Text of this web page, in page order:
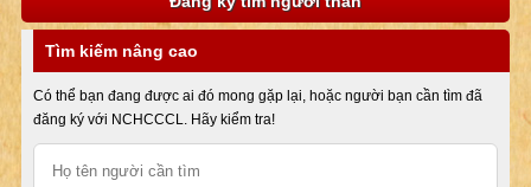
Tìm kiếm nâng cao
Có thể bạn đang được ai đó mong gặp lại, hoặc người bạn cần tìm đã
đăng ký với NCHCCCL. Hãy kiểm tra!